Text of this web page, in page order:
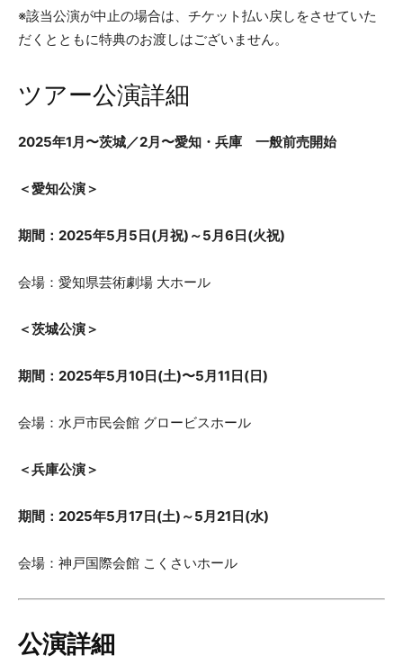
※該当公演が中止の場合は、チケット払い戻しをさせていた
だくとともに特典のお渡しはございません。
ツアー公演詳細
2025年1月〜茨城／2月〜愛知・兵庫 一般前売開始
＜愛知公演＞
期間：2025年5月5日(月祝)～5月6日(火祝)
会場：愛知県芸術劇場 大ホール
＜茨城公演＞
期間：2025年5月10日(土)〜5月11日(日)
会場：水戸市民会館 グロービスホール
＜兵庫公演＞
期間：2025年5月17日(土)～5月21日(水)
会場：神戸国際会館 こくさいホール
公演詳細